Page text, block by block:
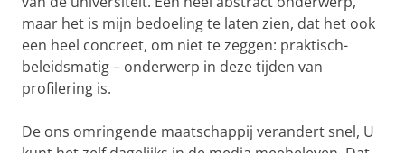
maar het is mijn bedoeling te laten zien, dat het ook
een heel concreet, om niet te zeggen: praktisch-
beleidsmatig – onderwerp in deze tijden van
profilering is.
De ons omringende maatschappij verandert snel, U